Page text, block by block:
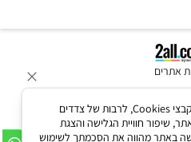
אתרים
לידיעתך, באתרנו נעשה שימוש בקבצי Cookies, לרבות של צדדים
שיפור חוויית הגלישה והצגת
באתר מהווה את הסכמתך לשימוש